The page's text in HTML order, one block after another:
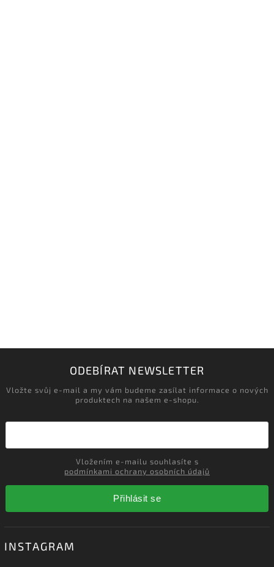
Načítám realizace…
ODEBÍRAT NEWSLETTER
produktech na našem e-shopu.
Vložením e-mailu souhlasíte s